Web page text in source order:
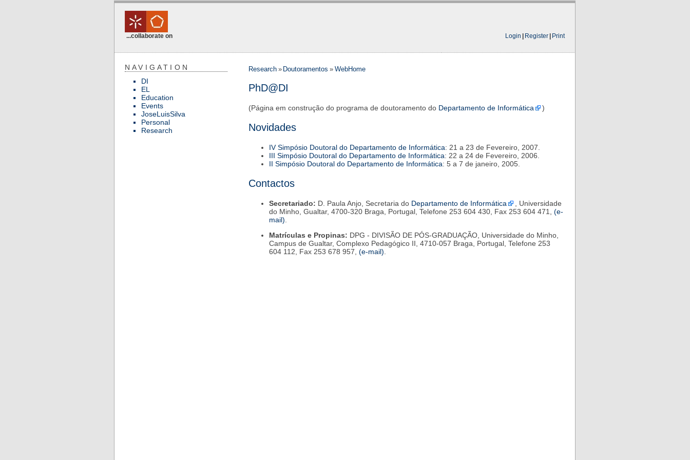
...collaborate on Login Register Print
NAVIGATION
DI
EL
Education
Events
JoseLuisSilva
Personal
Research
Research» Doutoramentos»WebHome
PhD@DI
(Página em construção do programa de doutoramento do Departamento de Informática )
Novidades
IV Simpósio Doutoral do Departamento de Informática: 21 a 23 de Fevereiro, 2007.
III Simpósio Doutoral do Departamento de Informática: 22 a 24 de Fevereiro, 2006.
II Simpósio Doutoral do Departamento de Informática: 5 a 7 de janeiro, 2005.
Contactos
Secretariado: D. Paula Anjo, Secretaria do Departamento de Informática
, Universidade
do Minho, Gualtar, 4700-320 Braga, Portugal, Telefone 253 604 430, Fax 253 604 471, (e-
mail)
Matrículas e Propinas: DPG - DIVISÃO DE PÓS-GRADUAÇÃO, Universidade do Minho,
Campus de Gualtar, Complexo Pedagógico II, 4710-057 Braga, Portugal, Telefone 253
604 112, Fax 253 678 957, (e-mail)